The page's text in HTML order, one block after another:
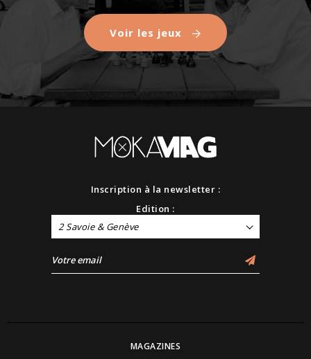
Voir les jeux
Inscription à la newsletter :
Edition :
2 Savoie & Genève
MAGAZINES